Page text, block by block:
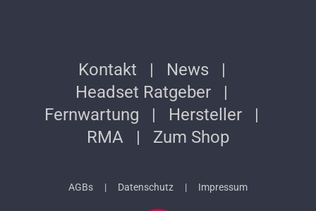
Kontakt
News
Headset Ratgeber
Fernwartung
Hersteller
RMA
Zum Shop
AGBs Datenschutz Impressum